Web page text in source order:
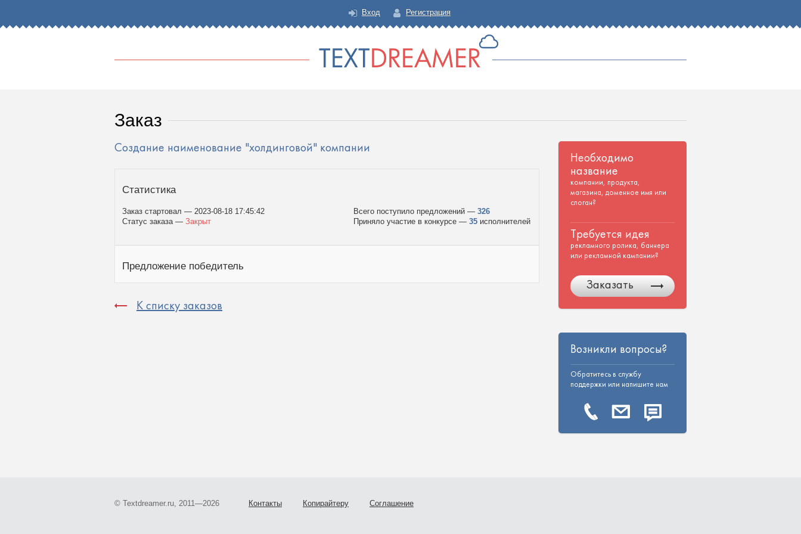
Вход Регистрация
Заказ
Создание наименование "холдинговой" компании
Статистика
Заказ стартовал — 2023-08-18 17:45:42
Статус заказа — Закрыт
Всего поступило предложений — 326
Приняло участие в конкурсе — 35 исполнителей
Предложение победитель
К списку заказов
Необходимо
название
компании, продукта,
магазина, доменное имя или
слоган?
Требуется идея
рекламного ролика, баннера
или рекламной кампании?
Заказать
Возникли вопросы?
Обратитесь в службу
поддержки или напишите нам
© Textdreamer.ru, 2011—2026 Контакты Копирайтеру Соглашение